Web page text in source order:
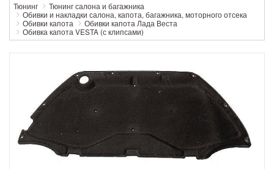
Тюнинг
Тюнинг салона и багажника
Обивки и накладки салона, капота, багажника, моторного отсека
Обивки капота
Обивки капота Лада Веста
Обивка капота VESTA (с клипсами)